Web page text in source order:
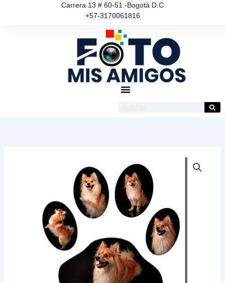
Carrera 13 # 60-51 -Bogotá D.C
+57-3170061816